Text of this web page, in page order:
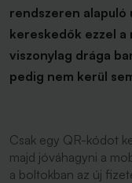
rendszeren alapuló
kereskedők ezzel a
viszonylag drága
pedig nem kerül
Csak egy QR-kódot
majd jóváhagyni a
a boltokban az új